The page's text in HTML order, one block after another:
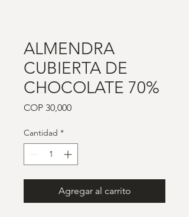
ALMENDRA
CUBIERTA DE
CHOCOLATE 70%
COP 30,000Precio
Cantidad *
Agregar al carrito